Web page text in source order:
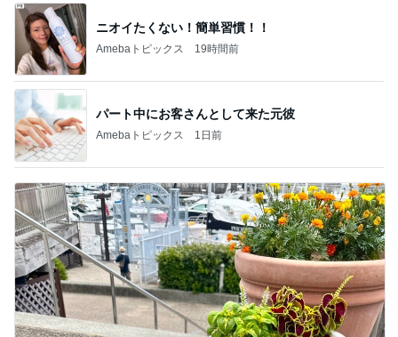
ニオイたくない！簡単習慣！！
Amebaトピックス 19時間前
パート中にお客さんとして来た元彼
Amebaトピックス 1日前